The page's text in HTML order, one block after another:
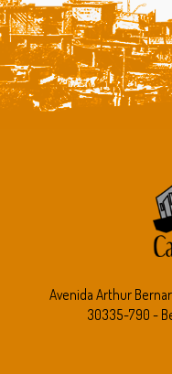
Avenida Arthur
30335-790 -